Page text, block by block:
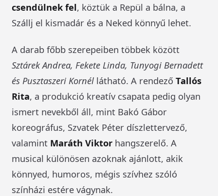
csendülnek fel, köztük a Repül a bálna, a
Szállj el kismadár és a Neked könnyű lehet.
A darab főbb szerepeiben többek között
Sztárek Andrea, Fekete Linda, Tunyogi Bernadett
és Pusztaszeri Kornél látható. A rendező Tallós
Rita, a produkció kreatív csapata pedig olyan
ismert nevekből áll, mint Bakó Gábor
koreográfus, Szvatek Péter díszlettervező,
valamint Maráth Viktor hangszerelő. A
musical különösen azoknak ajánlott, akik
könnyed, humoros, mégis szívhez szóló
színházi estére vágynak.